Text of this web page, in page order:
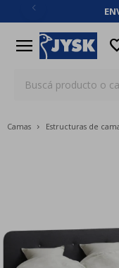
menu
Camas Estructuras de
close